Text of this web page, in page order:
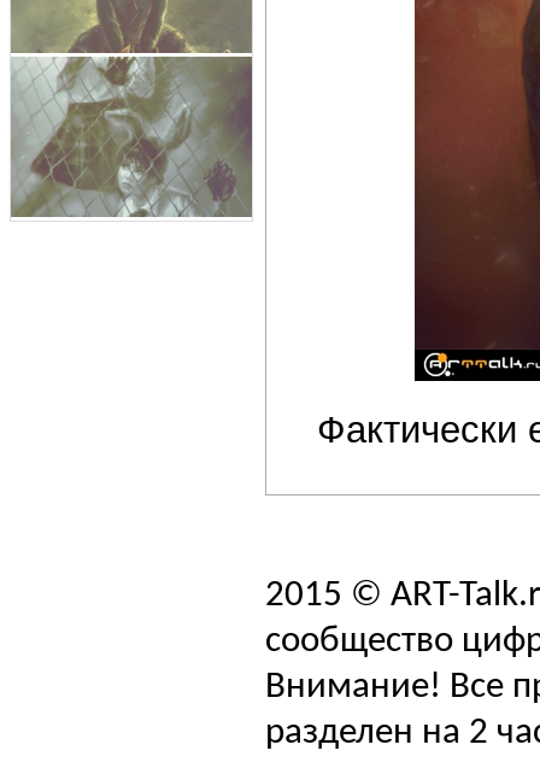
Фактически
2015 © ART-
сообщество
Внимание! Все
разделен на 2